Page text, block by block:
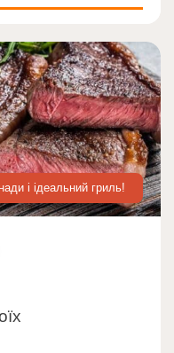
і ідеальний гриль!